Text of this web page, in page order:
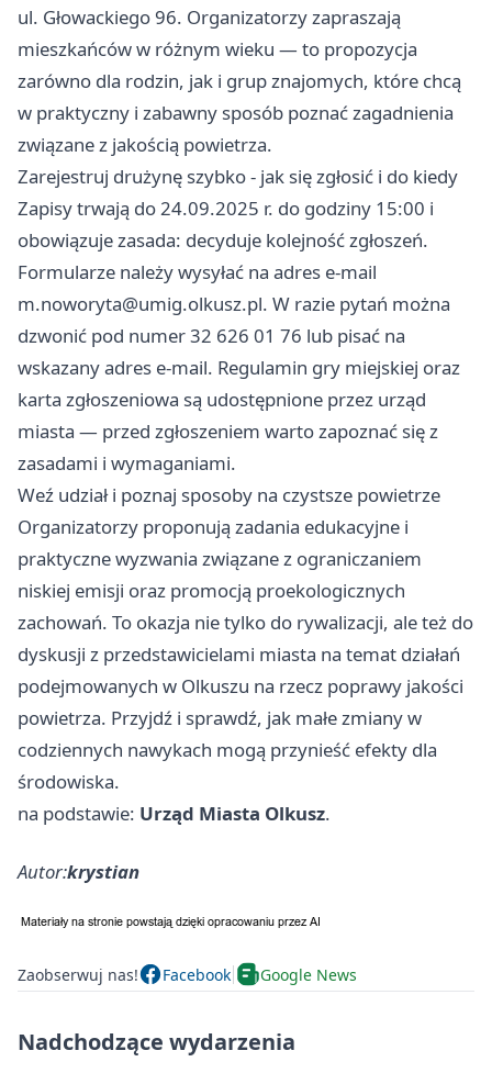
ul. Głowackiego 96. Organizatorzy zapraszają
mieszkańców w różnym wieku — to propozycja
zarówno dla rodzin, jak i grup znajomych, które chcą
w praktyczny i zabawny sposób poznać zagadnienia
związane z jakością powietrza.
Zarejestruj drużynę szybko - jak się zgłosić i do kiedy
Zapisy trwają do 24.09.2025 r. do godziny 15:00 i
obowiązuje zasada: decyduje kolejność zgłoszeń.
Formularze należy wysyłać na adres e-mail
m.noworyta@umig.olkusz.pl. W razie pytań można
dzwonić pod numer 32 626 01 76 lub pisać na
wskazany adres e-mail. Regulamin gry miejskiej oraz
karta zgłoszeniowa są udostępnione przez urząd
miasta — przed zgłoszeniem warto zapoznać się z
zasadami i wymaganiami.
Weź udział i poznaj sposoby na czystsze powietrze
Organizatorzy proponują zadania edukacyjne i
praktyczne wyzwania związane z ograniczaniem
niskiej emisji oraz promocją proekologicznych
zachowań. To okazja nie tylko do rywalizacji, ale też do
dyskusji z przedstawicielami miasta na temat działań
podejmowanych w Olkuszu na rzecz poprawy jakości
powietrza. Przyjdź i sprawdź, jak małe zmiany w
codziennych nawykach mogą przynieść efekty dla
środowiska.
na podstawie: Urząd Miasta Olkusz.
Autor:krystian
Zaobserwuj nas! Facebook Google News
Nadchodzące wydarzenia